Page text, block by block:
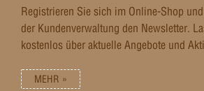
Registrieren Sie sich im Online-Shop
der Kundenverwaltung den Newsletter.
kostenlos über aktuelle Angebote und
MEHR »